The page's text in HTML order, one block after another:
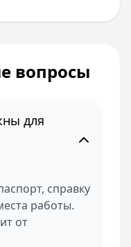
вопросы
для
справку
работы.
от